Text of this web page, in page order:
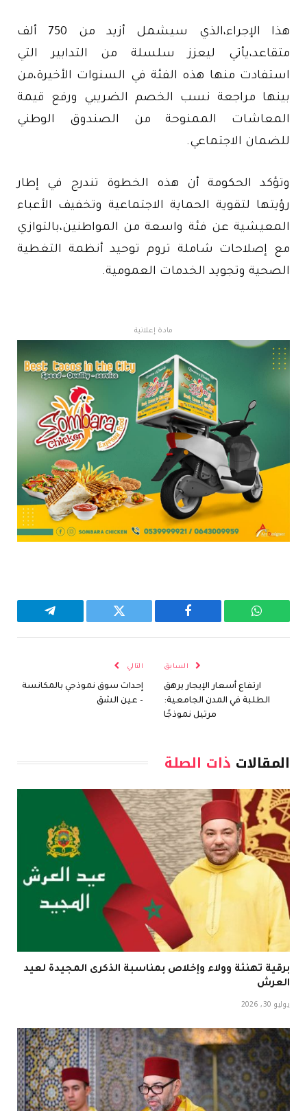
هذا الإجراء،الذي سيشمل أزيد من 750 ألف
متقاعد،يأتي ليعزز سلسلة من التدابير التي
استفادت منها هذه الفئة في السنوات الأخيرة،من
بينها مراجعة نسب الخصم الضريبي ورفع قيمة
المعاشات الممنوحة من الصندوق الوطني
للضمان الاجتماعي.
وتؤكد الحكومة أن هذه الخطوة تندرج في إطار
رؤيتها لتقوية الحماية الاجتماعية وتخفيف الأعباء
المعيشية عن فئة واسعة من المواطنين،بالتوازي
مع إصلاحات شاملة تروم توحيد أنظمة التغطية
الصحية وتجويد الخدمات العمومية.
مادة إعلانية
واتساب فيسبوك تويتر تيلقرام
السابق
ارتفاع أسعار الإيجار يرهق
الطلبة في المدن الجامعية:
مرتيل نموذجًا
التالي
إحداث سوق نموذجي بالمكانسة
– عين الشق
المقالات ذات الصلة
برقية تهنئة وولاء وإخلاص بمناسبة الذكرى المجيدة لعيد
العرش
يوليو 30, 2026